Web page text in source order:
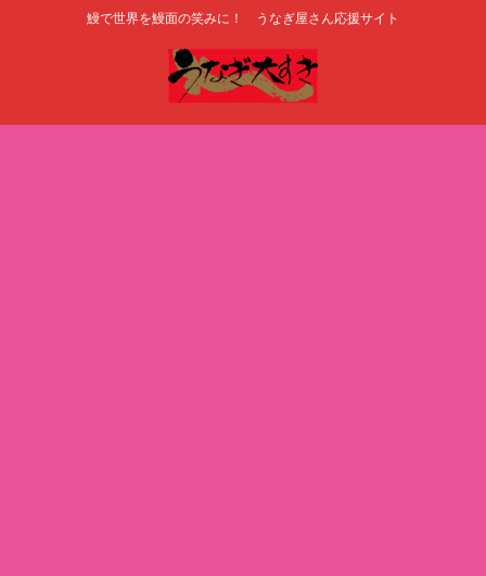
鰻で世界を鰻面の笑みに！ うなぎ屋さん応援サイト